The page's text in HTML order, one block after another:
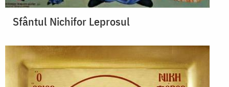
Sfântul Nichifor Leprosul